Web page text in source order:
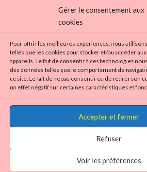
Gérer le consentement aux
cookies
Pour offrir les meilleures expériences, nous
telles que les cookies pour stocker et/ou accéder
appareils. Le fait de consentir à ces technologies
des données telles que le comportement de
ce site. Le fait de ne pas consentir ou de retirer son
un effet négatif sur certaines caractéristiques et
Accepter et fermer
Refuser
Voir les préférences
PLAN DU SITE
contactez nous…
Politique de cookies (UE)
https://aviron01.fr